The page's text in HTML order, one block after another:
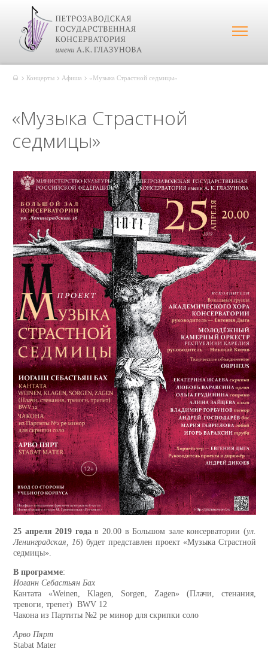
Концерты Афиша «Музыка Страстной седмицы»
«Музыка Страстной
седмицы»
25 апреля 2019 годав 20.00 в Большом зале консерватории (ул.
Ленинградская, 16) будет представлен проект «Музыка Страстной
седмицы».
В программе:
Иоганн Себастьян Бах
Кантата «Weinen, Klagen, Sorgen, Zagen» (Плачи, стенания,
тревоги, трепет) BWV 12
Чакона из Партиты №2 ре минор для скрипки соло
Арво Пярт
Stabat Mater